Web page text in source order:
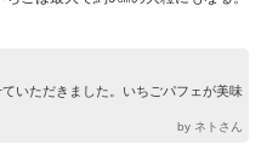
いただきました。いちごパフェが美味
by ネトさん